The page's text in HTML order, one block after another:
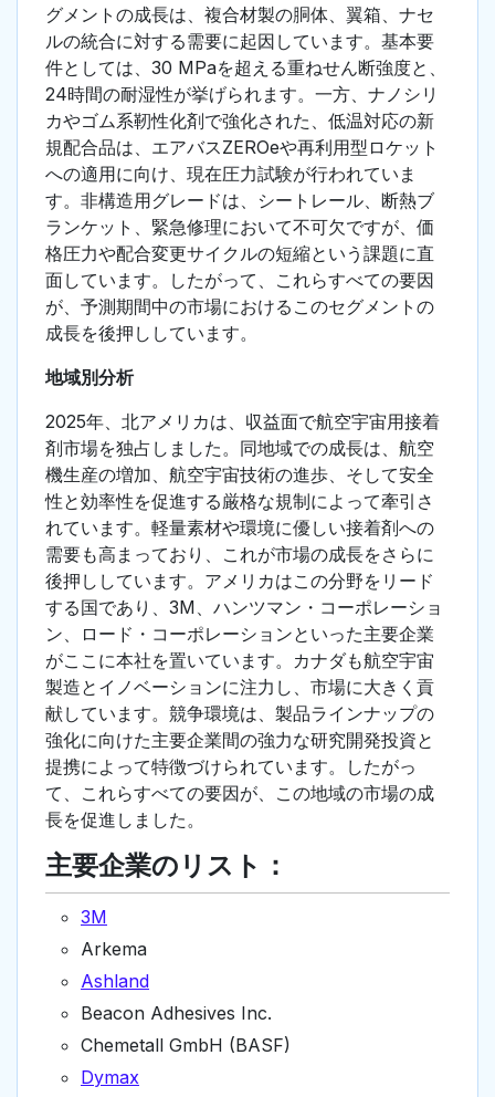
グメントの成長は、複合材製の胴体、翼箱、ナセ
ルの統合に対する需要に起因しています。基本要
件としては、30 MPaを超える重ねせん断強度と、
24時間の耐湿性が挙げられます。一方、ナノシリ
カやゴム系靭性化剤で強化された、低温対応の新
規配合品は、エアバスZEROeや再利用型ロケット
への適用に向け、現在圧力試験が行われていま
す。非構造用グレードは、シートレール、断熱ブ
ランケット、緊急修理において不可欠ですが、価
格圧力や配合変更サイクルの短縮という課題に直
面しています。したがって、これらすべての要因
が、予測期間中の市場におけるこのセグメントの
成長を後押ししています。
地域別分析
2025年、北アメリカは、収益面で航空宇宙用接着
剤市場を独占しました。同地域での成長は、航空
機生産の増加、航空宇宙技術の進歩、そして安全
性と効率性を促進する厳格な規制によって牽引さ
れています。軽量素材や環境に優しい接着剤への
需要も高まっており、これが市場の成長をさらに
後押ししています。アメリカはこの分野をリード
する国であり、3M、ハンツマン・コーポレーショ
ン、ロード・コーポレーションといった主要企業
がここに本社を置いています。カナダも航空宇宙
製造とイノベーションに注力し、市場に大きく貢
献しています。競争環境は、製品ラインナップの
強化に向けた主要企業間の強力な研究開発投資と
提携によって特徴づけられています。したがっ
て、これらすべての要因が、この地域の市場の成
長を促進しました。
主要企業のリスト：
3M
Arkema
Ashland
Beacon Adhesives Inc.
Chemetall GmbH (BASF)
Dymax